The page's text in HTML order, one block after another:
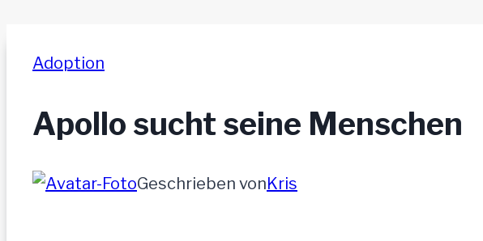
Adoption
Apollo sucht seine Menschen
Geschrieben vonKris